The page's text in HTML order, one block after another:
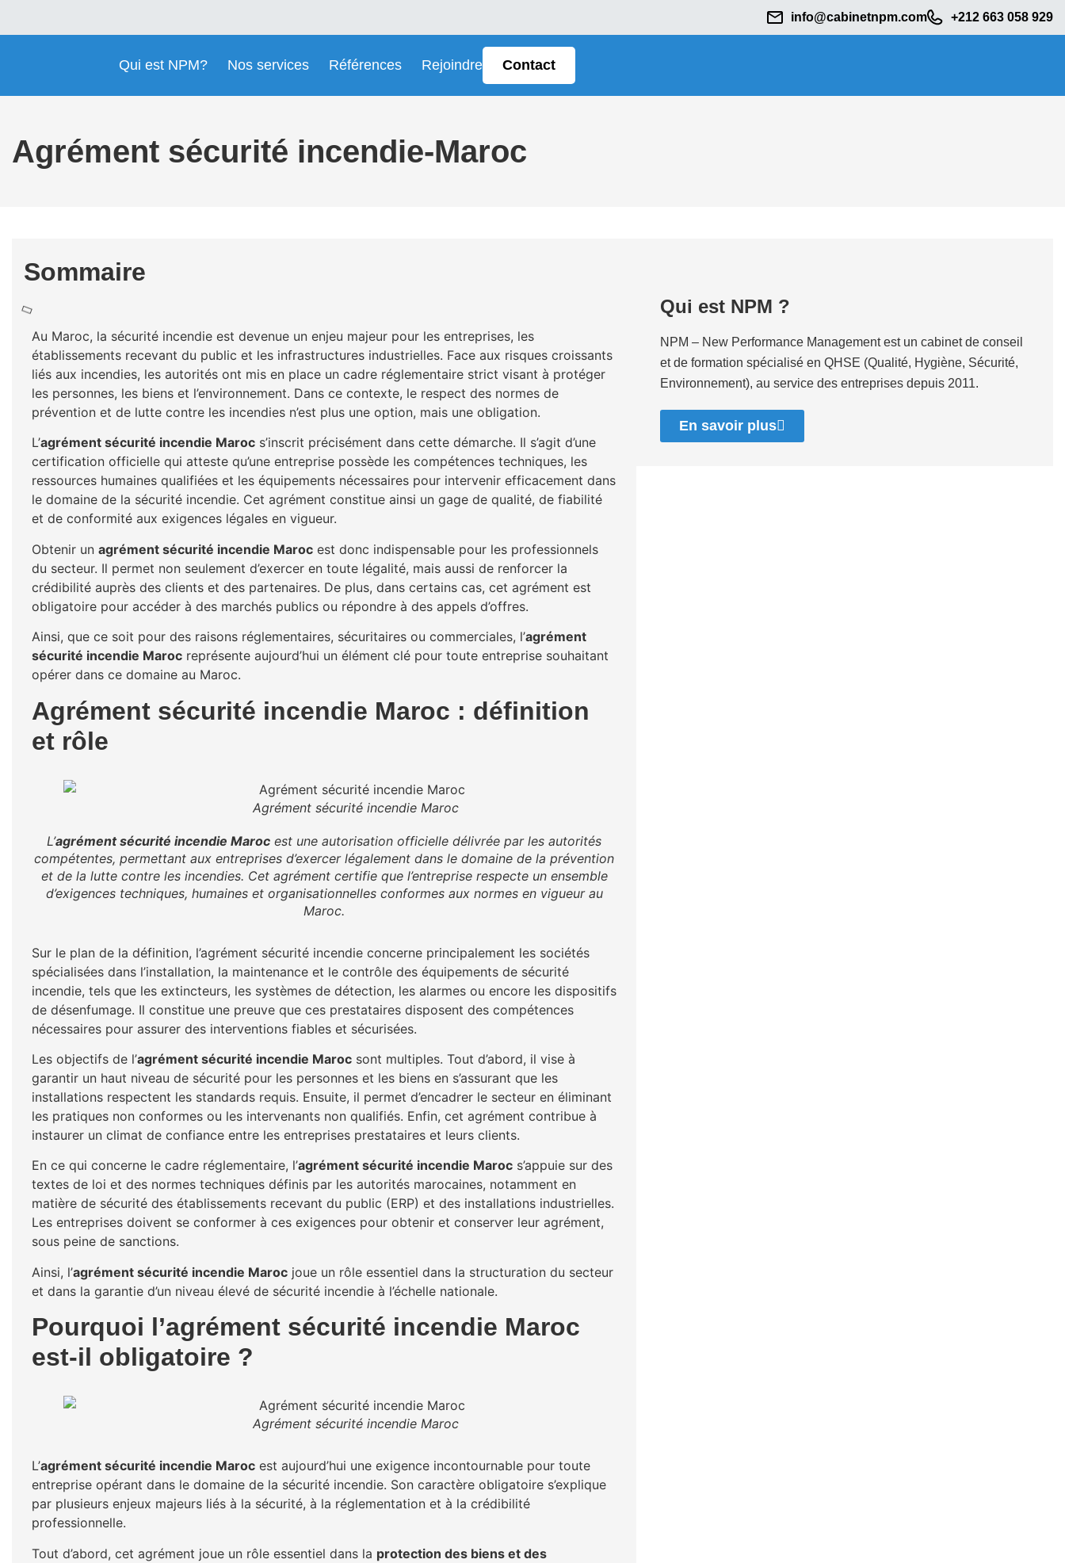
info@cabinetnpm.com +212 663 058 929
Qui est NPM? Nos services Références Rejoindre Contact
Agrément sécurité incendie-Maroc
Sommaire
Au Maroc, la sécurité incendie est devenue un enjeu majeur pour les entreprises, les
établissements recevant du public et les infrastructures industrielles. Face aux risques croissants
liés aux incendies, les autorités ont mis en place un cadre réglementaire strict visant à protéger
les personnes, les biens et l’environnement. Dans ce contexte, le respect des normes de
prévention et de lutte contre les incendies n’est plus une option, mais une obligation.
L’agrément sécurité incendie Maroc s’inscrit précisément dans cette démarche. Il s’agit d’une
certification officielle qui atteste qu’une entreprise possède les compétences techniques, les
ressources humaines qualifiées et les équipements nécessaires pour intervenir efficacement dans
le domaine de la sécurité incendie. Cet agrément constitue ainsi un gage de qualité, de fiabilité
et de conformité aux exigences légales en vigueur.
Obtenir un agrément sécurité incendie Maroc est donc indispensable pour les professionnels
du secteur. Il permet non seulement d’exercer en toute légalité, mais aussi de renforcer la
crédibilité auprès des clients et des partenaires. De plus, dans certains cas, cet agrément est
obligatoire pour accéder à des marchés publics ou répondre à des appels d’offres.
Ainsi, que ce soit pour des raisons réglementaires, sécuritaires ou commerciales, l’agrément
sécurité incendie Maroc représente aujourd’hui un élément clé pour toute entreprise souhaitant
opérer dans ce domaine au Maroc.
Agrément sécurité incendie Maroc : définition
et rôle
Agrément sécurité incendie Maroc
L’agrément sécurité incendie Maroc est une autorisation officielle délivrée par les autorités
compétentes, permettant aux entreprises d’exercer légalement dans le domaine de la prévention
et de la lutte contre les incendies. Cet agrément certifie que l’entreprise respecte un ensemble
d’exigences techniques, humaines et organisationnelles conformes aux normes en vigueur au
Maroc.
Sur le plan de la définition, l’agrément sécurité incendie concerne principalement les sociétés
spécialisées dans l’installation, la maintenance et le contrôle des équipements de sécurité
incendie, tels que les extincteurs, les systèmes de détection, les alarmes ou encore les dispositifs
de désenfumage. Il constitue une preuve que ces prestataires disposent des compétences
nécessaires pour assurer des interventions fiables et sécurisées.
Les objectifs de l’agrément sécurité incendie Maroc sont multiples. Tout d’abord, il vise à
garantir un haut niveau de sécurité pour les personnes et les biens en s’assurant que les
installations respectent les standards requis. Ensuite, il permet d’encadrer le secteur en éliminant
les pratiques non conformes ou les intervenants non qualifiés. Enfin, cet agrément contribue à
instaurer un climat de confiance entre les entreprises prestataires et leurs clients.
En ce qui concerne le cadre réglementaire, l’agrément sécurité incendie Maroc s’appuie sur des
textes de loi et des normes techniques définis par les autorités marocaines, notamment en
matière de sécurité des établissements recevant du public (ERP) et des installations industrielles.
Les entreprises doivent se conformer à ces exigences pour obtenir et conserver leur agrément,
sous peine de sanctions.
Ainsi, l’agrément sécurité incendie Maroc joue un rôle essentiel dans la structuration du secteur
et dans la garantie d’un niveau élevé de sécurité incendie à l’échelle nationale.
Pourquoi l’agrément sécurité incendie Maroc
est-il obligatoire ?
Agrément sécurité incendie Maroc
L’agrément sécurité incendie Maroc est aujourd’hui une exigence incontournable pour toute
entreprise opérant dans le domaine de la sécurité incendie. Son caractère obligatoire s’explique
par plusieurs enjeux majeurs liés à la sécurité, à la réglementation et à la crédibilité
professionnelle.
Tout d’abord, cet agrément joue un rôle essentiel dans la protection des biens et des
Qui est NPM ?
NPM – New Performance Management est un cabinet de conseil
et de formation spécialisé en QHSE (Qualité, Hygiène, Sécurité,
Environnement), au service des entreprises depuis 2011.
En savoir plus